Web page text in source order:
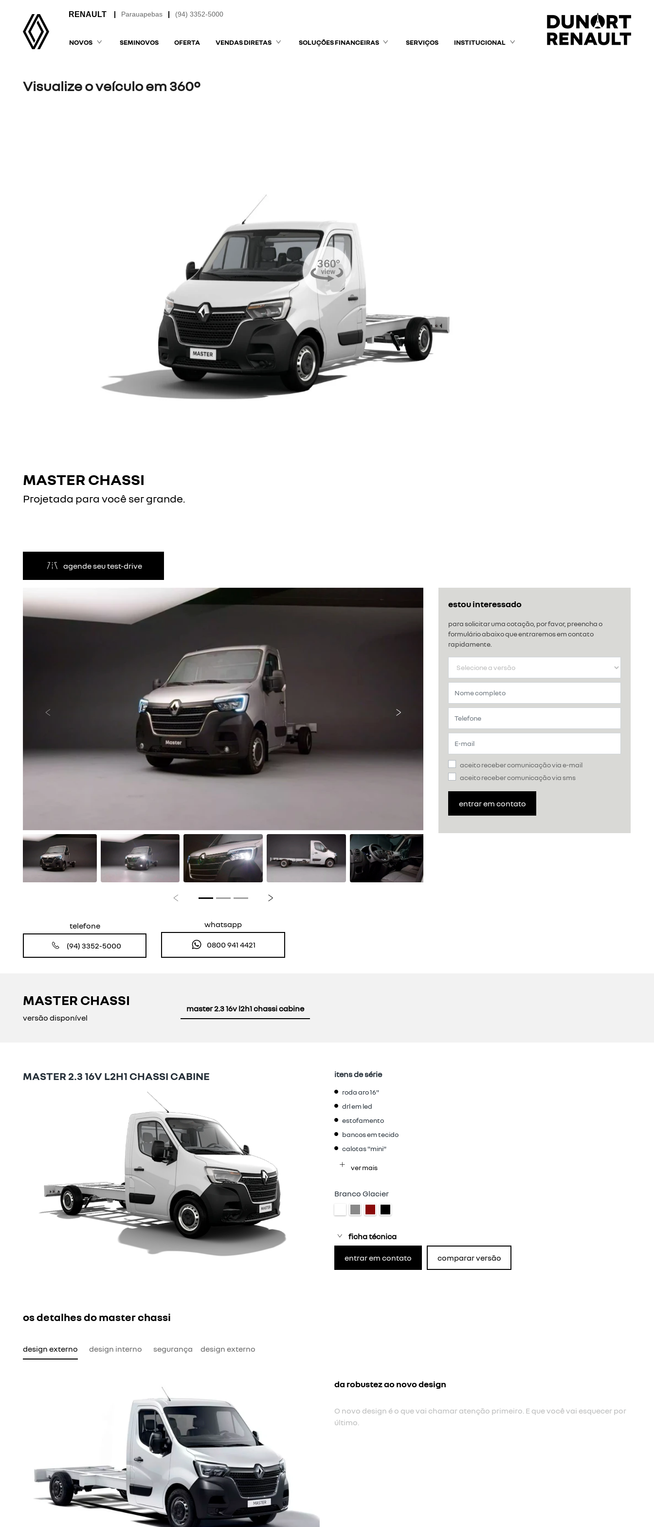
(94) 3352-5000
Parauapebas
NOVOS SEMINOVOS OFERTA VENDAS DIRETAS SOLUÇÕES FINANCEIRAS SERVIÇOS INSTITUCIONAL
Visualize o veículo em 360°
MASTER CHASSI
Projetada para você ser grande.
agende seu test-drive
estou interessado
para solicitar uma cotação, por favor, preencha o
formulário abaixo que entraremos em contato
rapidamente.
aceito receber comunicação via e-mail
aceito receber comunicação via sms
entrar em contato
Anterior Próximo
Anterior Próximo
telefone
(94) 3352-5000
whatsapp
0800 941 4421
MASTER CHASSI
versão disponível
master 2.3 16v l2h1 chassi cabine
MASTER 2.3 16V L2H1 CHASSI CABINE itens de série
roda aro 16"
drl em led
estofamento
bancos em tecido
calotas "mini"
ver mais
Branco Glacier
ficha técnica
entrar em contato comparar versão
os detalhes do master chassi
design externo design interno segurança design externo
novo para-choque frontal
Com novo desenho, mais envolvente e integrado.